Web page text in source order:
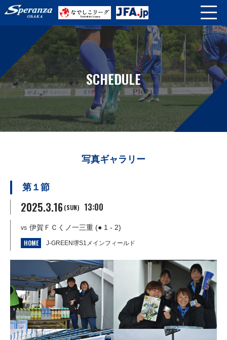
SCHEDULE
写真ギャラリー
第１節
2025.3.16 (SUN) 13:00
vs 伊賀ＦＣくノ一三重 (● 1 - 2)
HOME J-GREEN堺S1メインフィールド